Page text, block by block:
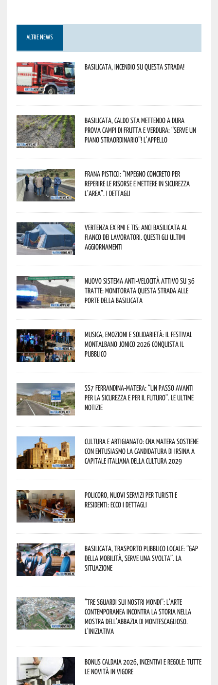
ALTRE NEWS
Basilicata, incendio su questa strada!
Basilicata, caldo sta mettendo a dura
prova campi di frutta e verdura: “Serve un
piano straordinario”! L’appello
Frana Pisticci: “Impegno concreto per
reperire le risorse e mettere in sicurezza
l’area”. I dettagli
Vertenza ex RMI e TIS: ANCI Basilicata al
fianco dei lavoratori. Questi gli ultimi
aggiornamenti
Nuovo sistema anti-velocità attivo su 36
tratte: monitorata questa strada alle
porte della Basilicata
Musica, emozioni e solidarietà: il Festival
Montalbano Jonico 2026 conquista il
pubblico
SS7 Ferrandina-Matera: “Un passo avanti
per la sicurezza e per il futuro”. Le ultime
notizie
Cultura e Artigianato: CNA Matera sostiene
con entusiasmo la candidatura di Irsina a
Capitale Italiana della Cultura 2029
Policoro, nuovi servizi per turisti e
residenti: ecco i dettagli
Basilicata, trasporto pubblico locale: “Gap
della mobilità, serve una svolta”. La
situazione
“Tre Sguardi sui Nostri Mondi”: l’arte
contemporanea incontra la storia nella
mostra dell’Abbazia di Montescaglioso.
L’iniziativa
Bonus caldaia 2026, incentivi e regole: tutte
le novità in vigore